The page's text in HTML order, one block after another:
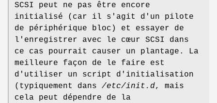
SCSI peut ne pas être encore
initialisé (car il s'agit d'un pilote
de périphérique bloc) et essayer de
l'enregistrer avec le cœur SCSI dans
ce cas pourrait causer un plantage. La
meilleure façon de le faire est
d'utiliser un script d'initialisation
(typiquement dans /etc/init.d, mais
cela peut dépendre de la